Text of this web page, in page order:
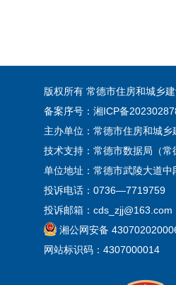
版权所有 常德市住房和城乡
备案序号：湘ICP备
主办单位：常德市住房和城乡
技术支持：常德市数据局（常
单位地址：常德市武陵大道中
投诉电话：0736—7719759
投诉邮箱：cds_zjj@163.com
湘公网安备
网站标识码：4307000014